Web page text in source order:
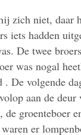
zich niet,
iets hadden
De twee
was nogal
. De volgende
aan de
groenteboer
er